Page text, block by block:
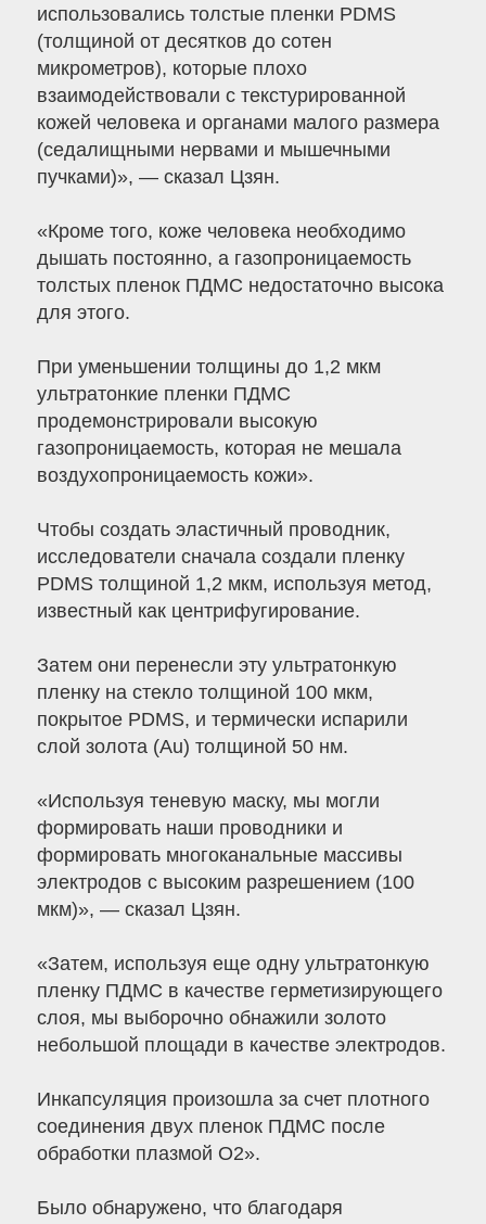
использовались толстые пленки PDMS
(толщиной от десятков до сотен
микрометров), которые плохо
взаимодействовали с текстурированной
кожей человека и органами малого размера
(седалищными нервами и мышечными
пучками)», — сказал Цзян.
«Кроме того, коже человека необходимо
дышать постоянно, а газопроницаемость
толстых пленок ПДМС недостаточно высока
для этого.
При уменьшении толщины до 1,2 мкм
ультратонкие пленки ПДМС
продемонстрировали высокую
газопроницаемость, которая не мешала
воздухопроницаемость кожи».
Чтобы создать эластичный проводник,
исследователи сначала создали пленку
PDMS толщиной 1,2 мкм, используя метод,
известный как центрифугирование.
Затем они перенесли эту ультратонкую
пленку на стекло толщиной 100 мкм,
покрытое PDMS, и термически испарили
слой золота (Au) толщиной 50 нм.
«Используя теневую маску, мы могли
формировать наши проводники и
формировать многоканальные массивы
электродов с высоким разрешением (100
мкм)», — сказал Цзян.
«Затем, используя еще одну ультратонкую
пленку ПДМС в качестве герметизирующего
слоя, мы выборочно обнажили золото
небольшой площади в качестве электродов.
Инкапсуляция произошла за счет плотного
соединения двух пленок ПДМС после
обработки плазмой O2».
Было обнаружено, что благодаря